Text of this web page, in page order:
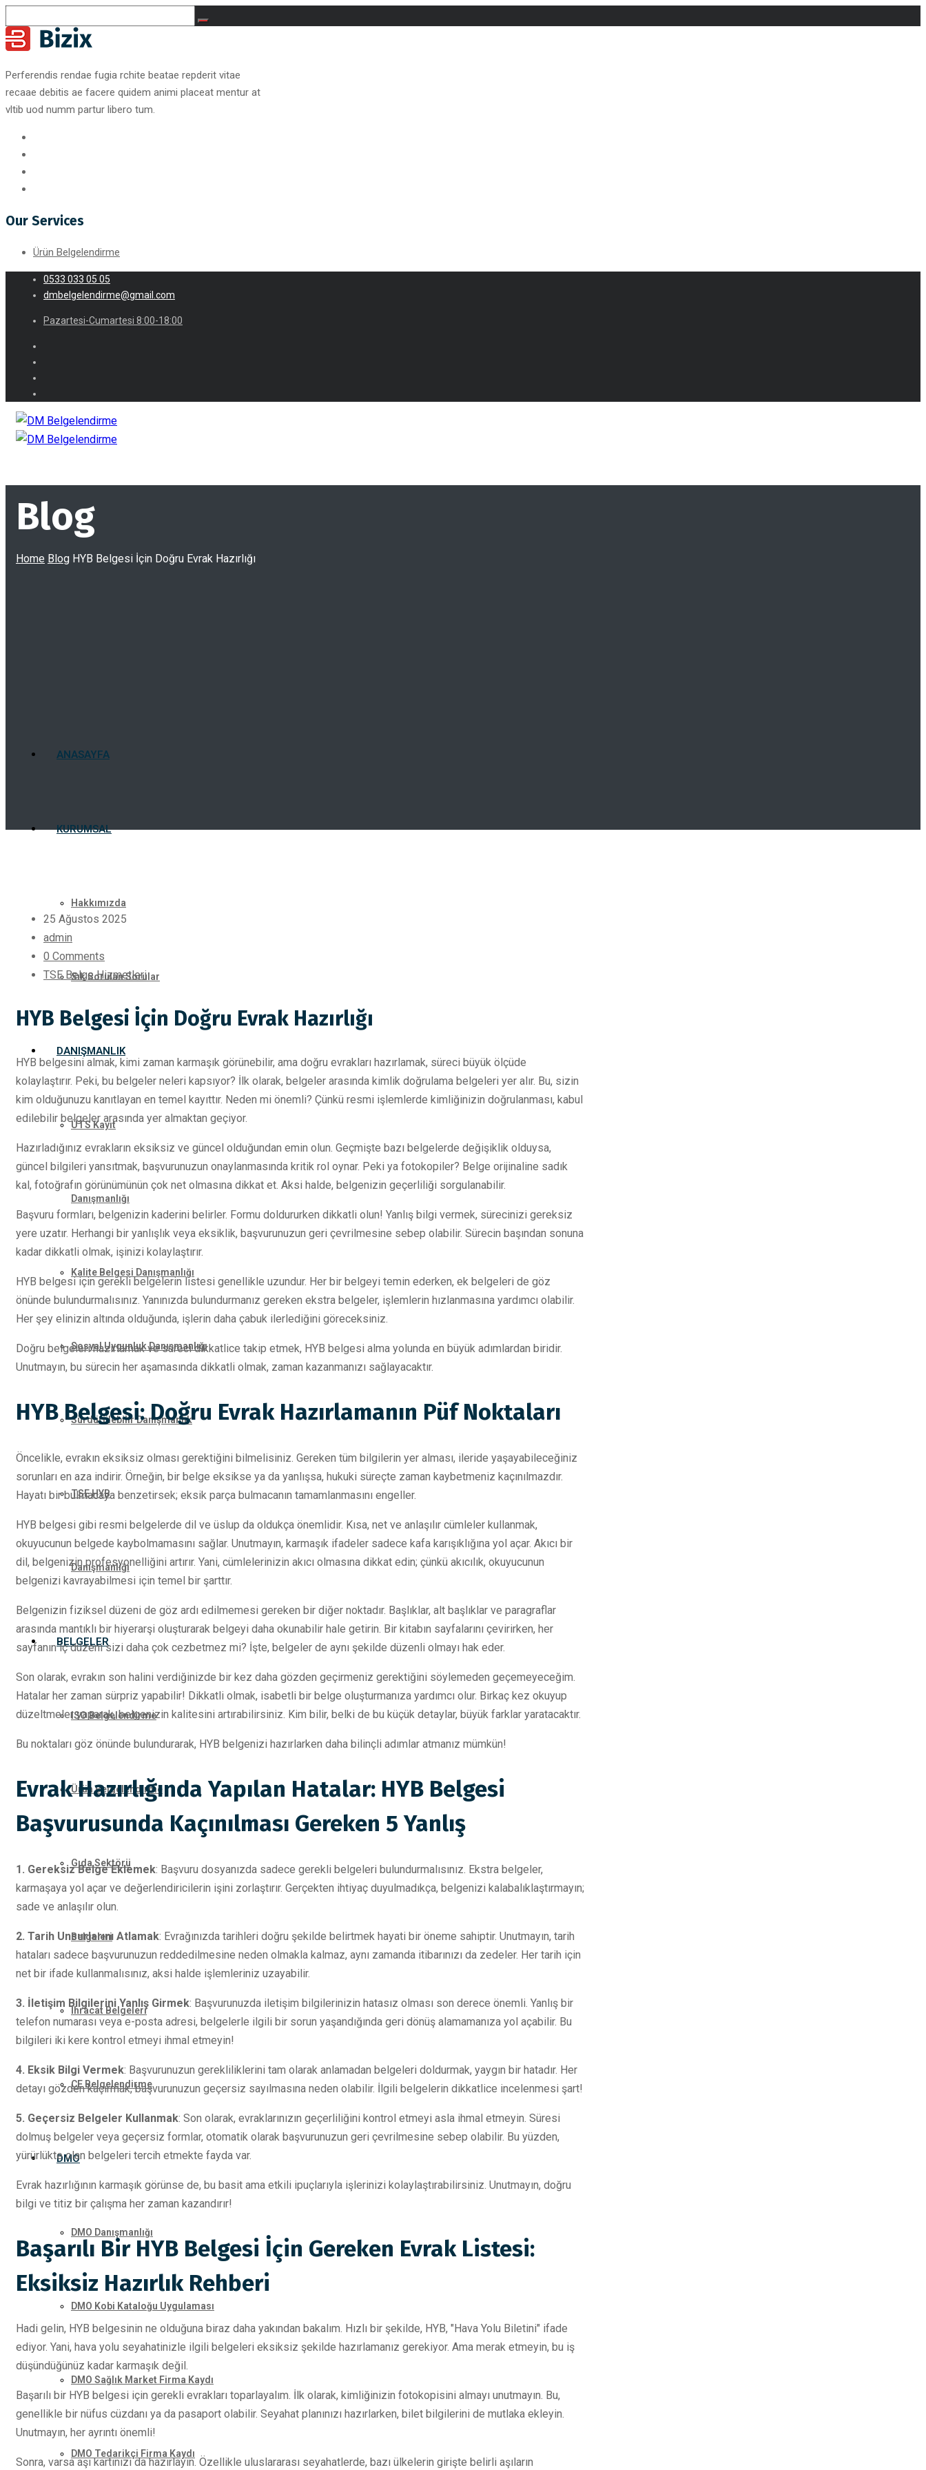
Perferendis rendae fugia rchite beatae repderit vitae
recaae debitis ae facere quidem animi placeat mentur at
vltib uod numm partur libero tum.
Our Services
Ürün Belgelendirme
0533 033 05 05
dmbelgelendirme@gmail.com
Pazartesi-Cumartesi 8:00-18:00
ANASAYFA
KURUMSAL
Hakkımızda
Sık Sorulan Sorular
DANIŞMANLIK
ÜTS Kayıt
Danışmanlığı
Kalite Belgesi Danışmanlığı
Sosyal Uygunluk Danışmanlığı
Sürdürülebilir Danışmanlık
TSE HYB
Danışmanlığı
BELGELER
ISO Belgelendirme
Ürün Belgelendirme
Gıda Sektörü
Belgeleri
İhracat Belgeleri
CE Belgelendirme
DMO
DMO Danışmanlığı
DMO Kobi Kataloğu Uygulaması
DMO Sağlık Market Firma Kaydı
DMO Tedarikçi Firma Kaydı
Blog
Home Blog HYB Belgesi İçin Doğru Evrak Hazırlığı
25 Ağustos 2025
admin
0 Comments
TSE Belge Hizmetleri
HYB Belgesi İçin Doğru Evrak Hazırlığı
HYB belgesini almak, kimi zaman karmaşık görünebilir, ama doğru evrakları hazırlamak, süreci büyük ölçüde
kolaylaştırır. Peki, bu belgeler neleri kapsıyor? İlk olarak, belgeler arasında kimlik doğrulama belgeleri yer alır. Bu, sizin
kim olduğunuzu kanıtlayan en temel kayıttır. Neden mi önemli? Çünkü resmi işlemlerde kimliğinizin doğrulanması, kabul
edilebilir belgeler arasında yer almaktan geçiyor.
Hazırladığınız evrakların eksiksiz ve güncel olduğundan emin olun. Geçmişte bazı belgelerde değişiklik olduysa,
güncel bilgileri yansıtmak, başvurunuzun onaylanmasında kritik rol oynar. Peki ya fotokopiler? Belge orijinaline sadık
kal, fotoğrafın görünümünün çok net olmasına dikkat et. Aksi halde, belgenizin geçerliliği sorgulanabilir.
Başvuru formları, belgenizin kaderini belirler. Formu doldururken dikkatli olun! Yanlış bilgi vermek, sürecinizi gereksiz
yere uzatır. Herhangi bir yanlışlık veya eksiklik, başvurunuzun geri çevrilmesine sebep olabilir. Sürecin başından sonuna
kadar dikkatli olmak, işinizi kolaylaştırır.
HYB belgesi için gerekli belgelerin listesi genellikle uzundur. Her bir belgeyi temin ederken, ek belgeleri de göz
önünde bulundurmalısınız. Yanınızda bulundurmanız gereken ekstra belgeler, işlemlerin hızlanmasına yardımcı olabilir.
Her şey elinizin altında olduğunda, işlerin daha çabuk ilerlediğini göreceksiniz.
Doğru belgeleri hazırlamak ve süreci dikkatlice takip etmek, HYB belgesi alma yolunda en büyük adımlardan biridir.
Unutmayın, bu sürecin her aşamasında dikkatli olmak, zaman kazanmanızı sağlayacaktır.
HYB Belgesi: Doğru Evrak Hazırlamanın Püf Noktaları
Öncelikle, evrakın eksiksiz olması gerektiğini bilmelisiniz. Gereken tüm bilgilerin yer alması, ileride yaşayabileceğiniz
sorunları en aza indirir. Örneğin, bir belge eksikse ya da yanlışsa, hukuki süreçte zaman kaybetmeniz kaçınılmazdır.
Hayatı bir bulmacaya benzetirsek; eksik parça bulmacanın tamamlanmasını engeller.
HYB belgesi gibi resmi belgelerde dil ve üslup da oldukça önemlidir. Kısa, net ve anlaşılır cümleler kullanmak,
okuyucunun belgede kaybolmamasını sağlar. Unutmayın, karmaşık ifadeler sadece kafa karışıklığına yol açar. Akıcı bir
dil, belgenizin profesyonelliğini artırır. Yani, cümlelerinizin akıcı olmasına dikkat edin; çünkü akıcılık, okuyucunun
belgenizi kavrayabilmesi için temel bir şarttır.
Belgenizin fiziksel düzeni de göz ardı edilmemesi gereken bir diğer noktadır. Başlıklar, alt başlıklar ve paragraflar
arasında mantıklı bir hiyerarşi oluşturarak belgeyi daha okunabilir hale getirin. Bir kitabın sayfalarını çevirirken, her
sayfanın iç düzeni sizi daha çok cezbetmez mi? İşte, belgeler de aynı şekilde düzenli olmayı hak eder.
Son olarak, evrakın son halini verdiğinizde bir kez daha gözden geçirmeniz gerektiğini söylemeden geçemeyeceğim.
Hatalar her zaman sürpriz yapabilir! Dikkatli olmak, isabetli bir belge oluşturmanıza yardımcı olur. Birkaç kez okuyup
düzeltmeler yaparak, belgenizin kalitesini artırabilirsiniz. Kim bilir, belki de bu küçük detaylar, büyük farklar yaratacaktır.
Bu noktaları göz önünde bulundurarak, HYB belgenizi hazırlarken daha bilinçli adımlar atmanız mümkün!
Evrak Hazırlığında Yapılan Hatalar: HYB Belgesi
Başvurusunda Kaçınılması Gereken 5 Yanlış
1. Gereksiz Belge Eklemek: Başvuru dosyanızda sadece gerekli belgeleri bulundurmalısınız. Ekstra belgeler,
karmaşaya yol açar ve değerlendiricilerin işini zorlaştırır. Gerçekten ihtiyaç duyulmadıkça, belgenizi kalabalıklaştırmayın;
sade ve anlaşılır olun.
2. Tarih Unsurlarını Atlamak: Evrağınızda tarihleri doğru şekilde belirtmek hayati bir öneme sahiptir. Unutmayın, tarih
hataları sadece başvurunuzun reddedilmesine neden olmakla kalmaz, aynı zamanda itibarınızı da zedeler. Her tarih için
net bir ifade kullanmalısınız, aksi halde işlemleriniz uzayabilir.
3. İletişim Bilgilerini Yanlış Girmek: Başvurunuzda iletişim bilgilerinizin hatasız olması son derece önemli. Yanlış bir
telefon numarası veya e-posta adresi, belgelerle ilgili bir sorun yaşandığında geri dönüş alamamanıza yol açabilir. Bu
bilgileri iki kere kontrol etmeyi ihmal etmeyin!
4. Eksik Bilgi Vermek: Başvurunuzun gerekliliklerini tam olarak anlamadan belgeleri doldurmak, yaygın bir hatadır. Her
detayı gözden kaçırmak, başvurunuzun geçersiz sayılmasına neden olabilir. İlgili belgelerin dikkatlice incelenmesi şart!
5. Geçersiz Belgeler Kullanmak: Son olarak, evraklarınızın geçerliliğini kontrol etmeyi asla ihmal etmeyin. Süresi
dolmuş belgeler veya geçersiz formlar, otomatik olarak başvurunuzun geri çevrilmesine sebep olabilir. Bu yüzden,
yürürlükte olan belgeleri tercih etmekte fayda var.
Evrak hazırlığının karmaşık görünse de, bu basit ama etkili ipuçlarıyla işlerinizi kolaylaştırabilirsiniz. Unutmayın, doğru
bilgi ve titiz bir çalışma her zaman kazandırır!
Başarılı Bir HYB Belgesi İçin Gereken Evrak Listesi:
Eksiksiz Hazırlık Rehberi
Hadi gelin, HYB belgesinin ne olduğuna biraz daha yakından bakalım. Hızlı bir şekilde, HYB, "Hava Yolu Biletini" ifade
ediyor. Yani, hava yolu seyahatinizle ilgili belgeleri eksiksiz şekilde hazırlamanız gerekiyor. Ama merak etmeyin, bu iş
düşündüğünüz kadar karmaşık değil.
Başarılı bir HYB belgesi için gerekli evrakları toparlayalım. İlk olarak, kimliğinizin fotokopisini almayı unutmayın. Bu,
genellikle bir nüfus cüzdanı ya da pasaport olabilir. Seyahat planınızı hazırlarken, bilet bilgilerini de mutlaka ekleyin.
Unutmayın, her ayrıntı önemli!
Sonra, varsa aşı kartınızı da hazırlayın. Özellikle uluslararası seyahatlerde, bazı ülkelerin girişte belirli aşıların